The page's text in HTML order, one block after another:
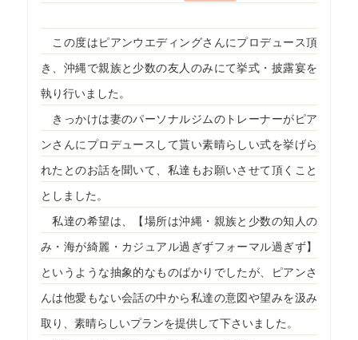
この度はピアンウエディングさんにプロデュース頂
き、沖縄で親族と少数の友人のみにて挙式・披露宴を
執り行いました。
きっかけは妻のパーソナルジムのトレーナーがピア
ンさんにプロデュースして貰い素晴らしい式を挙げら
れたとのお話を聞いて、私達もお願いさせて頂くこと
としました。
私達の希望は、【場所は沖縄・親族と少数の知人の
み・海が綺麗・カジュアル過ぎずフォーマル過ぎず】
というような抽象的なものばかりでしたが、ピアンさ
んは他愛もない会話の中から私達の意図や望みを汲み
取り、素晴らしいプランを提供して下さいました。